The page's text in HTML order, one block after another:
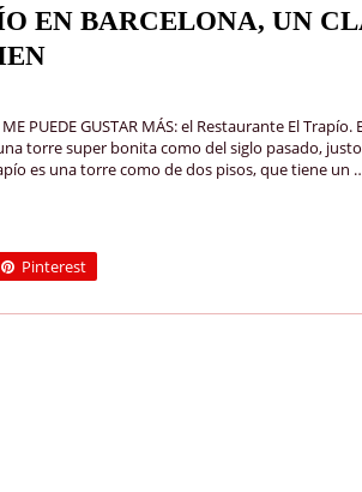
EN BARCELONA, UN
PUEDE GUSTAR MÁS: el Restaurante El Trapío.
torre super bonita como del siglo pasado,
es una torre como de dos pisos, que tiene un
Pinterest